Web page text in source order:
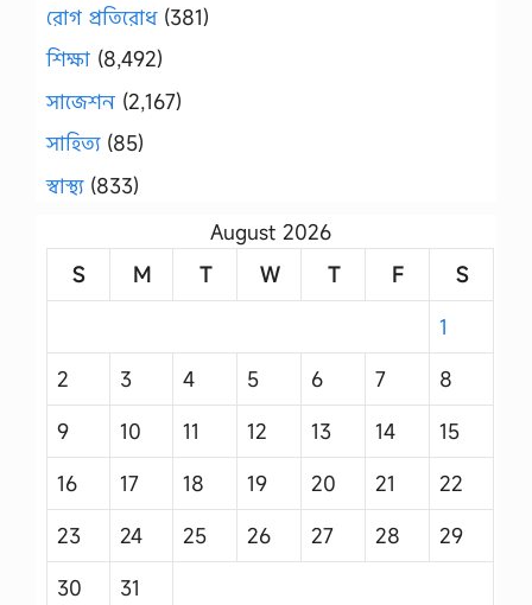
রোগ প্রতিরোধ(381)
শিক্ষা (8,492)
সাজেশন (2,167)
সাহিত্য(85)
স্বাস্থ্য(833)
August 2026
S
M T W T F
S
1
2
3 4 5 6 7
8
9
10 11 12 13 14
15
16
17 18 19 20 21
22
23
24 25 26 27 28
29
30
31